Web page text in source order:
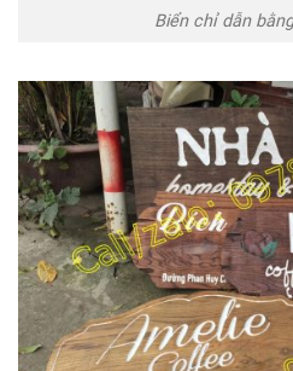
Biển chỉ dẫn